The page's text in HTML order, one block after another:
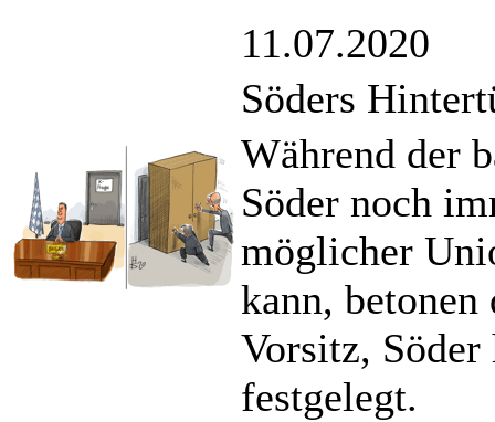
11.07.2020
Söders
Während der
Söder noch
möglicher
kann,
Vorsitz, Söder
festgelegt.